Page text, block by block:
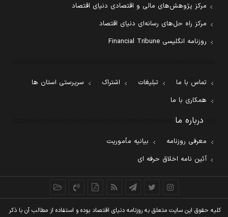
مرکز پژوهش‌های مالی و اقتصادی دنیای اقتصاد
مرکز راه حل‌های رسانه‌ای دنیای اقتصاد
روزنامه انگلیسی Financial Tribune
تماس با ما تبلیغات اشتراک
سرپرستی استان ها
همکاری با ما
درباره ما
معرفی روزنامه
بیانیه مأموریت
آئین نامه اخلاق حرفه ای
کليه حقوق اين سايت متعلق به روزنامه دنيای اقتصاد بوده و استفاده از مطالب آن با ذکر